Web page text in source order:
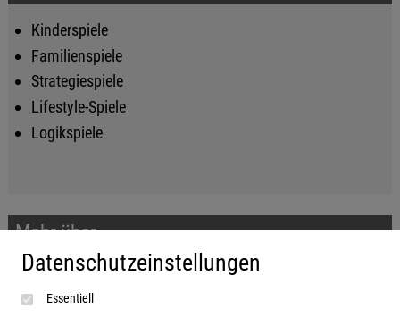
Kinderspiele
Familienspiele
Strategiespiele
Lifestyle-Spiele
Logikspiele
Mehr über...
Impressum
AGB
Datenschutzeinstellungen
Essentiell